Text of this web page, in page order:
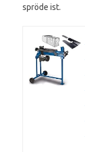
spröde ist.